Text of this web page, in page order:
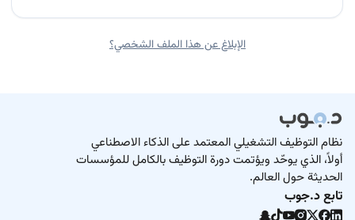
الإبلاغ عن هذا الملف الشخصي؟
نظام التوظيف التشغيلي المعتمد على الذكاء الاصطناعي
أولاً، الذي يوحّد ويؤتمت دورة التوظيف بالكامل للمؤسسات
الحديثة حول العالم.
تابع د.جوب